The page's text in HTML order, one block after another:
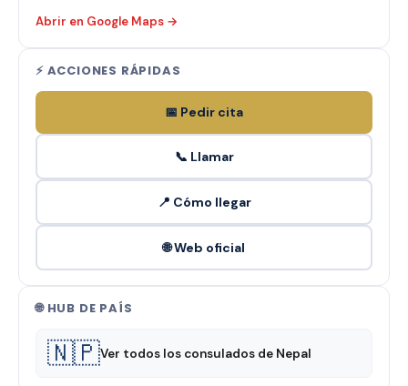
Abrir en Google Maps →
⚡ ACCIONES RÁPIDAS
📅 Pedir cita
📞 Llamar
📍 Cómo llegar
🌐 Web oficial
🌐 HUB DE PAÍS
🇳🇵Ver todos los consulados de Nepal